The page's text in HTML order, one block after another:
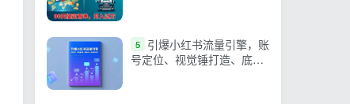
5
引爆小红书流量引擎，账
号定位、视觉锤打造、底层